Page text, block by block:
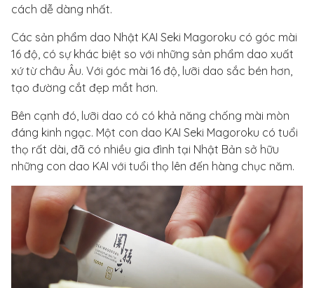
cách dễ dàng nhất.
Các sản phẩm dao Nhật KAI Seki Magoroku có góc mài
16 độ, có sự khác biệt so với những sản phẩm dao xuất
xứ từ châu Âu. Với góc mài 16 độ, lưỡi dao sắc bén hơn,
tạo đường cắt đẹp mắt hơn.
Bên cạnh đó, lưỡi dao có có khả năng chống mài mòn
đáng kinh ngạc. Một con dao KAI Seki Magoroku có tuổi
thọ rất dài, đã có nhiều gia đình tại Nhật Bản sở hữu
những con dao KAI với tuổi thọ lên đến hàng chục năm.